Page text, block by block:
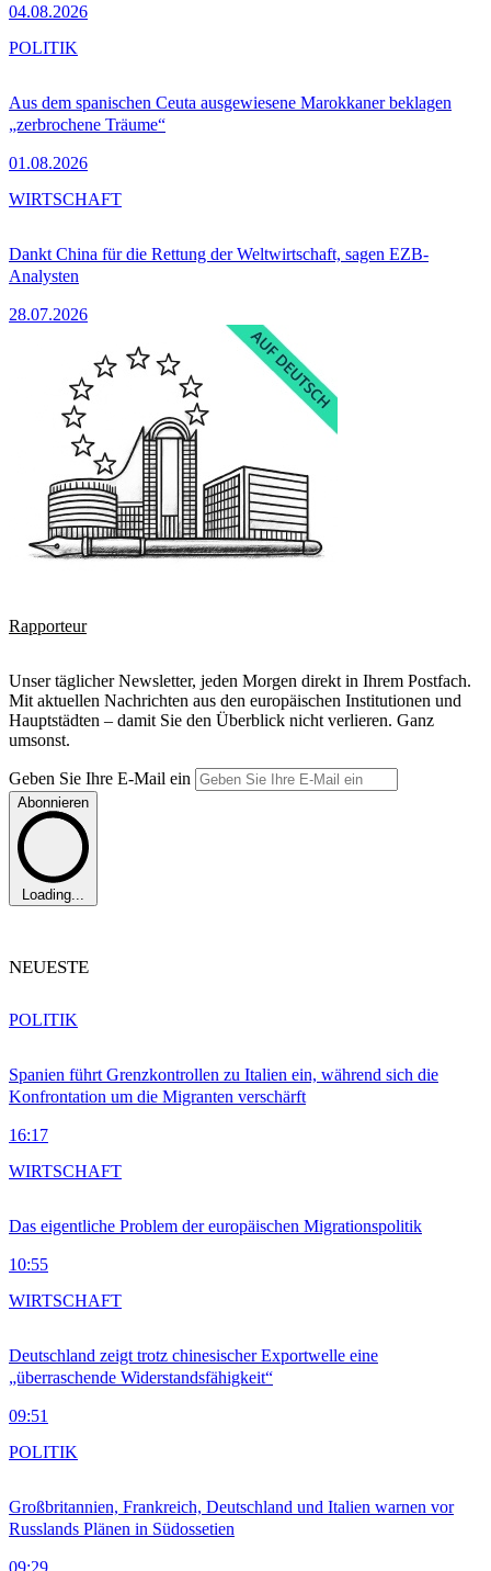
04.08.2026
Aus dem spanischen Ceuta ausgewiesene Marokkaner beklagen
„zerbrochene Träume“
01.08.2026
POLITIK
Dankt China für die Rettung der Weltwirtschaft, sagen EZB-
Analysten
28.07.2026
WIRTSCHAFT
Rapporteur
Unser täglicher Newsletter, jeden Morgen direkt in Ihrem Postfach.
Mit aktuellen Nachrichten aus den europäischen Institutionen und
Hauptstädten – damit Sie den Überblick nicht verlieren. Ganz
umsonst.
Geben Sie Ihre E-Mail ein
Abonnieren
Loading...
NEUESTE
Spanien führt Grenzkontrollen zu Italien ein, während sich die
Konfrontation um die Migranten verschärft
16:17
POLITIK
Das eigentliche Problem der europäischen Migrationspolitik
10:55
WIRTSCHAFT
Deutschland zeigt trotz chinesischer Exportwelle eine
„überraschende Widerstandsfähigkeit“
09:51
WIRTSCHAFT
Großbritannien, Frankreich, Deutschland und Italien warnen vor
Russlands Plänen in Südossetien
POLITIK